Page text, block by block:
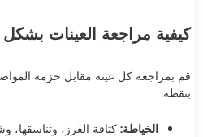
كيفية مراجعة العينات
قم بمراجعة كل عينة مقابل حزمة
بنقطة:
الخياطة: كثافة الغرز،